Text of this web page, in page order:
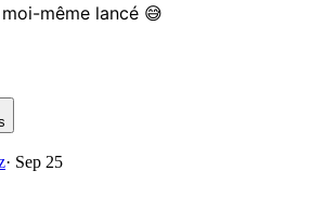
même lancé 😅
· Sep 25